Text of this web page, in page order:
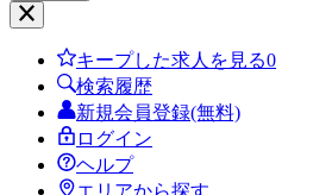
キープした求人を見る0
検索履歴
新規会員登録(無料)
ログイン
ヘルプ
エリアから探す